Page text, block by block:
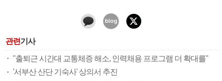
관련기사
"출퇴근 시간대 교통체증 해소, 인력채용 프로그램 더 확대를"
'서부산 산단 기숙사' 상의서 추진